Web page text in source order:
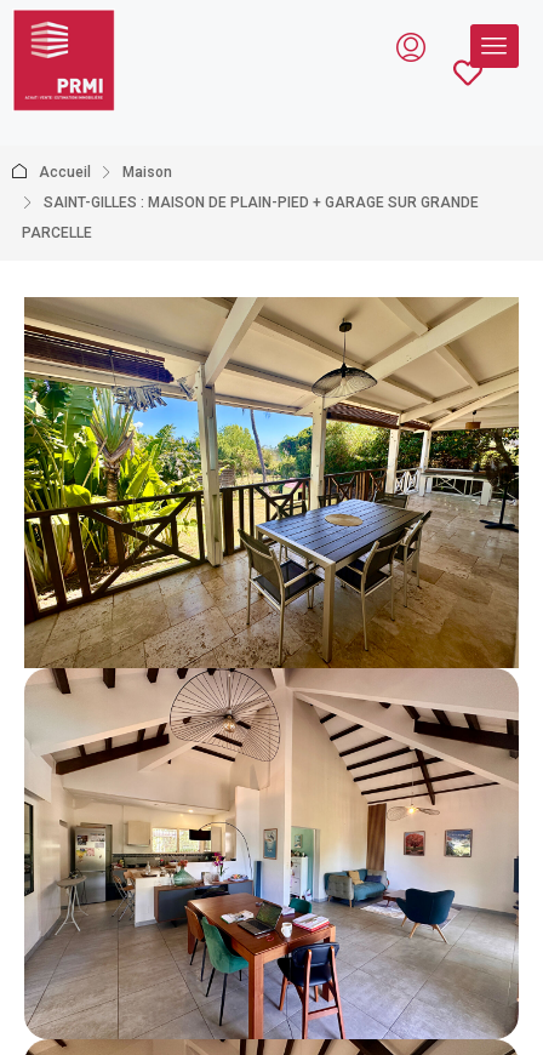
Accueil
Maison
SAINT-GILLES : MAISON DE PLAIN-PIED + GARAGE SUR GRANDE
PARCELLE